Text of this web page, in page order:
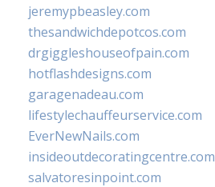
jeremypbeasley.com
thesandwichdepotcos.com
drgiggleshouseofpain.com
hotflashdesigns.com
garagenadeau.com
lifestylechauffeurservice.com
EverNewNails.com
insideoutdecoratingcentre.com
salvatoresinpoint.com